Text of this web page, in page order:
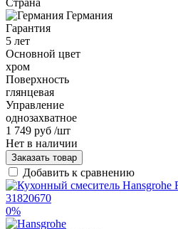
Германия
Гарантия
5 лет
Основной цвет
хром
Поверхность
глянцевая
Управление
однозахватное
1 749 руб /шт
Нет в наличии
Заказать товар
Добавить к сравнению
0%